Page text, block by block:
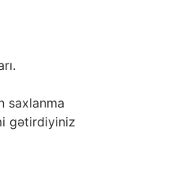
saxlanma
gətirdiyiniz